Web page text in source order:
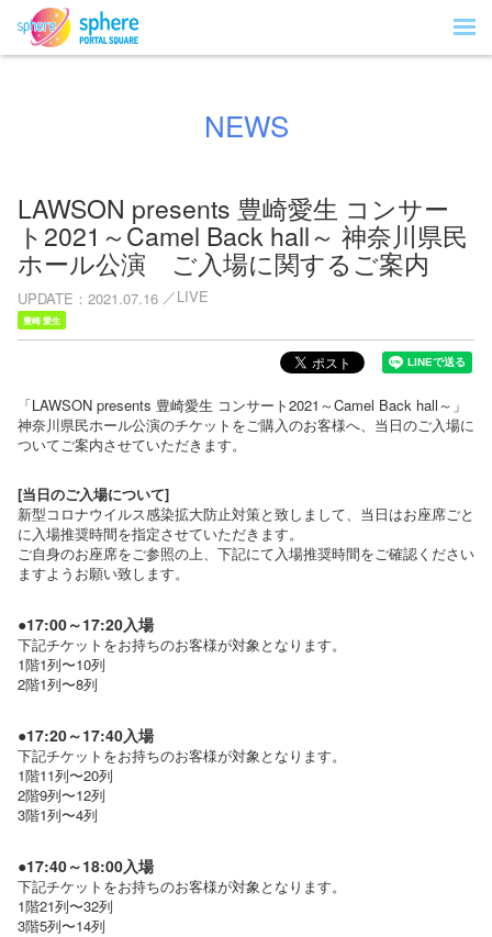
NEWS
LAWSON presents 豊崎愛生 コンサー
ト2021～Camel Back hall～ 神奈川県民
ホール公演 ご入場に関するご案内
UPDATE 2021.07.16 LIVE
豊崎 愛生
「LAWSON presents 豊崎愛生 コンサート2021～Camel Back hall～」
神奈川県民ホール公演のチケットをご購入のお客様へ、当日のご入場に
ついてご案内させていただきます。
[当日のご入場について]
新型コロナウイルス感染拡大防止対策と致しまして、当日はお座席ごと
に入場推奨時間を指定させていただきます。
ご自身のお座席をご参照の上、下記にて入場推奨時間をご確認ください
ますようお願い致します。
●17:00～17:20入場
下記チケットをお持ちのお客様が対象となります。
1階1列〜10列
2階1列〜8列
●17:20～17:40入場
下記チケットをお持ちのお客様が対象となります。
1階11列〜20列
2階9列〜12列
3階1列〜4列
●17:40～18:00入場
下記チケットをお持ちのお客様が対象となります。
1階21列〜32列
3階5列〜14列